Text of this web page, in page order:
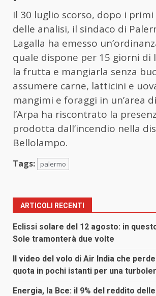
Il 30 luglio scorso, dopo i
delle analisi, il sindaco di
Lagalla ha emesso
quale dispone per 15 giorni di
la frutta e mangiarla senza
assumere carne, latticini e
mangimi e foraggi in un’area
l’Arpa ha riscontrato la
prodotta dall’incendio nella
Bellolampo.
Tags: palermo
ARTICOLI RECENTI
Eclissi solare del 12 agosto: in
Sole tramonterà due volte
Il video del volo di Air India che
quota in pochi istanti per una
Energia, la Bce: il 9% del reddito